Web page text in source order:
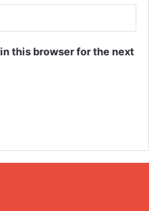
this browser for the next